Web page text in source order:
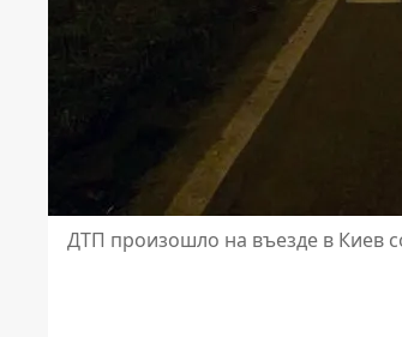
ДТП произошло на въезде в Киев